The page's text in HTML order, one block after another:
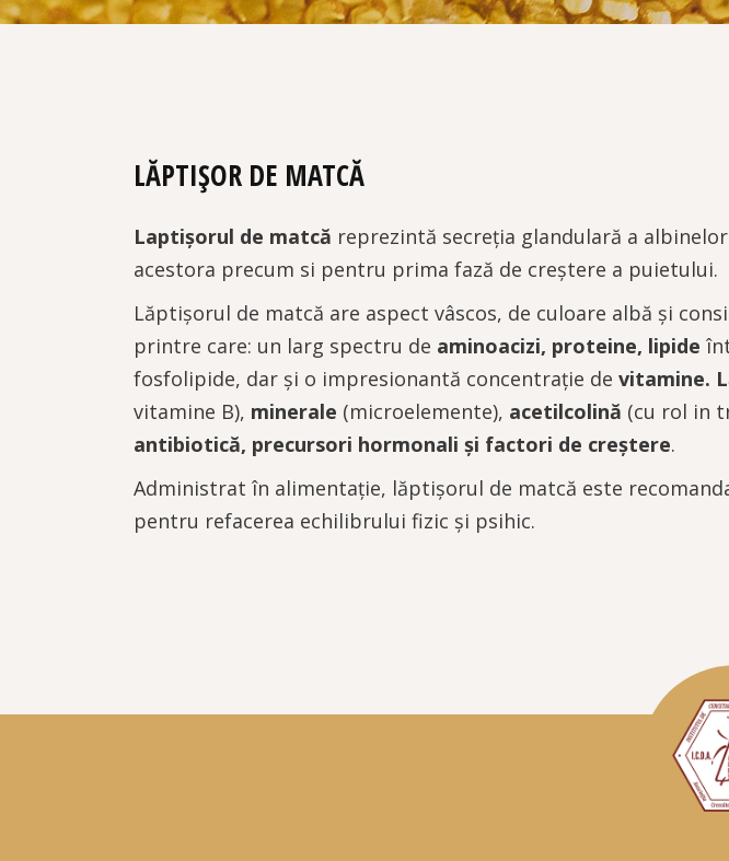
LĂPTIȘOR DE MATCĂ
Laptișorul de matcă reprezintă secreția glandulară a
acestora precum si pentru prima fază de creștere a puietului.
Lăptișorul de matcă are aspect vâscos, de culoare albă și
printre care: un larg spectru de aminoacizi, proteine, lipide
fosfolipide, dar și o impresionantă concentrație de vitamine.
vitamine B), minerale (microelemente), acetilcolină (cu rol in
antibiotică, precursori hormonali și factori de creștere.
Administrat în alimentație, lăptișorul de matcă este
pentru refacerea echilibrului fizic și psihic.